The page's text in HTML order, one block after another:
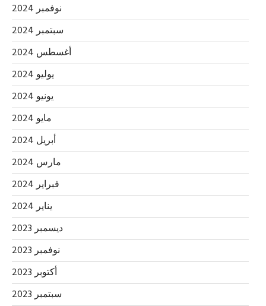
نوفمبر 2024
سبتمبر 2024
أغسطس 2024
يوليو 2024
يونيو 2024
مايو 2024
أبريل 2024
مارس 2024
فبراير 2024
يناير 2024
ديسمبر 2023
نوفمبر 2023
أكتوبر 2023
سبتمبر 2023